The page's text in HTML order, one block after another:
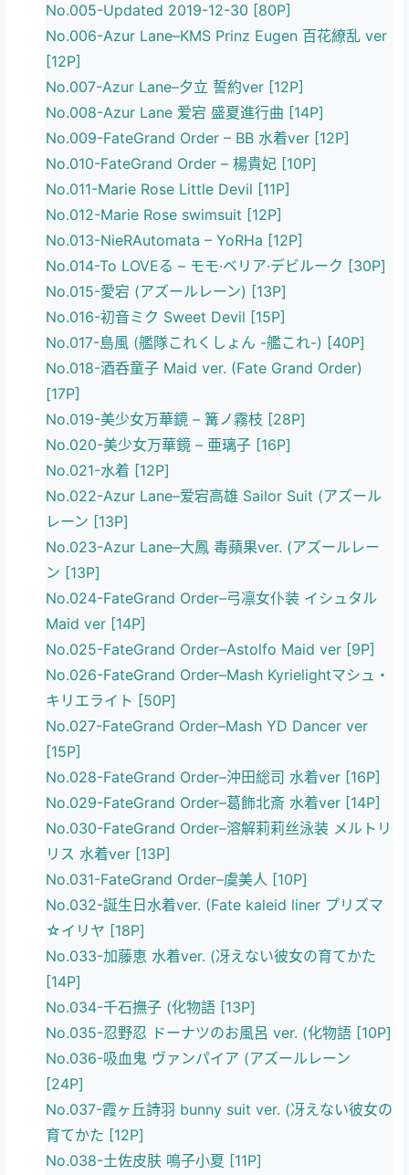
No.005-Updated 2019-12-30 [80P]
No.006-Azur Lane–KMS Prinz Eugen 百花繚乱 ver
[12P]
No.007-Azur Lane–夕立 誓約ver [12P]
No.008-Azur Lane 爱宕 盛夏進行曲 [14P]
No.009-FateGrand Order – BB 水着ver [12P]
No.010-FateGrand Order – 楊貴妃 [10P]
No.011-Marie Rose Little Devil [11P]
No.012-Marie Rose swimsuit [12P]
No.013-NieRAutomata – YoRHa [12P]
No.014-To LOVEる – モモ·ベリア·デビルーク [30P]
No.015-愛宕 (アズールレーン) [13P]
No.016-初音ミク Sweet Devil [15P]
No.017-島風 (艦隊これくしょん -艦これ-) [40P]
No.018-酒呑童子 Maid ver. (Fate Grand Order)
[17P]
No.019-美少女万華鏡 – 篝ノ霧枝 [28P]
No.020-美少女万華鏡 – 亜璃子 [16P]
No.021-水着 [12P]
No.022-Azur Lane–爱宕高雄 Sailor Suit (アズール
レーン [13P]
No.023-Azur Lane–大鳳 毒蘋果ver. (アズールレー
ン [13P]
No.024-FateGrand Order–弓凛女仆装 イシュタル
Maid ver [14P]
No.025-FateGrand Order–Astolfo Maid ver [9P]
No.026-FateGrand Order–Mash Kyrielightマシュ・
キリエライト [50P]
No.027-FateGrand Order–Mash YD Dancer ver
[15P]
No.028-FateGrand Order–沖田総司 水着ver [16P]
No.029-FateGrand Order–葛飾北斎 水着ver [14P]
No.030-FateGrand Order–溶解莉莉丝泳装 メルトリ
リス 水着ver [13P]
No.031-FateGrand Order–虞美人 [10P]
No.032-誕生日水着ver. (Fate kaleid liner プリズマ
☆イリヤ [18P]
No.033-加藤恵 水着ver. (冴えない彼女の育てかた
[14P]
No.034-千石撫子 (化物語 [13P]
No.035-忍野忍 ドーナツのお風呂 ver. (化物語 [10P]
No.036-吸血鬼 ヴァンパイア (アズールレーン
[24P]
No.037-霞ヶ丘詩羽 bunny suit ver. (冴えない彼女の
育てかた [12P]
No.038-土佐皮肤 鳴子小夏 [11P]